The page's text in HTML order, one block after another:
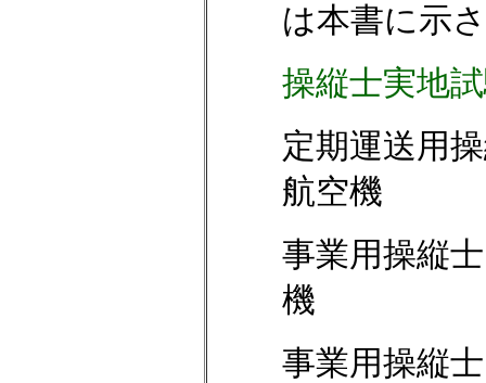
は本書に示
操縦士実地
定期運送用
航空機
事業用操縦
機
事業用操縦